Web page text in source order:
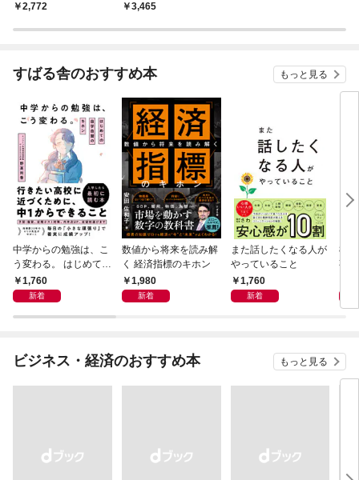
2,772
3,465
すばる舎のおすすめ本 もっと見る
中学からの勉強は、こ
う変わる。 はじめての
自学自習のキホン
1,760
新着
数値から将来を読み解
く 経済指標のキホン
1,980
新着
また話したくなる人が
やっていること
1,760
新着
83
事
ビジネス・経済のおすすめ本 もっと見る